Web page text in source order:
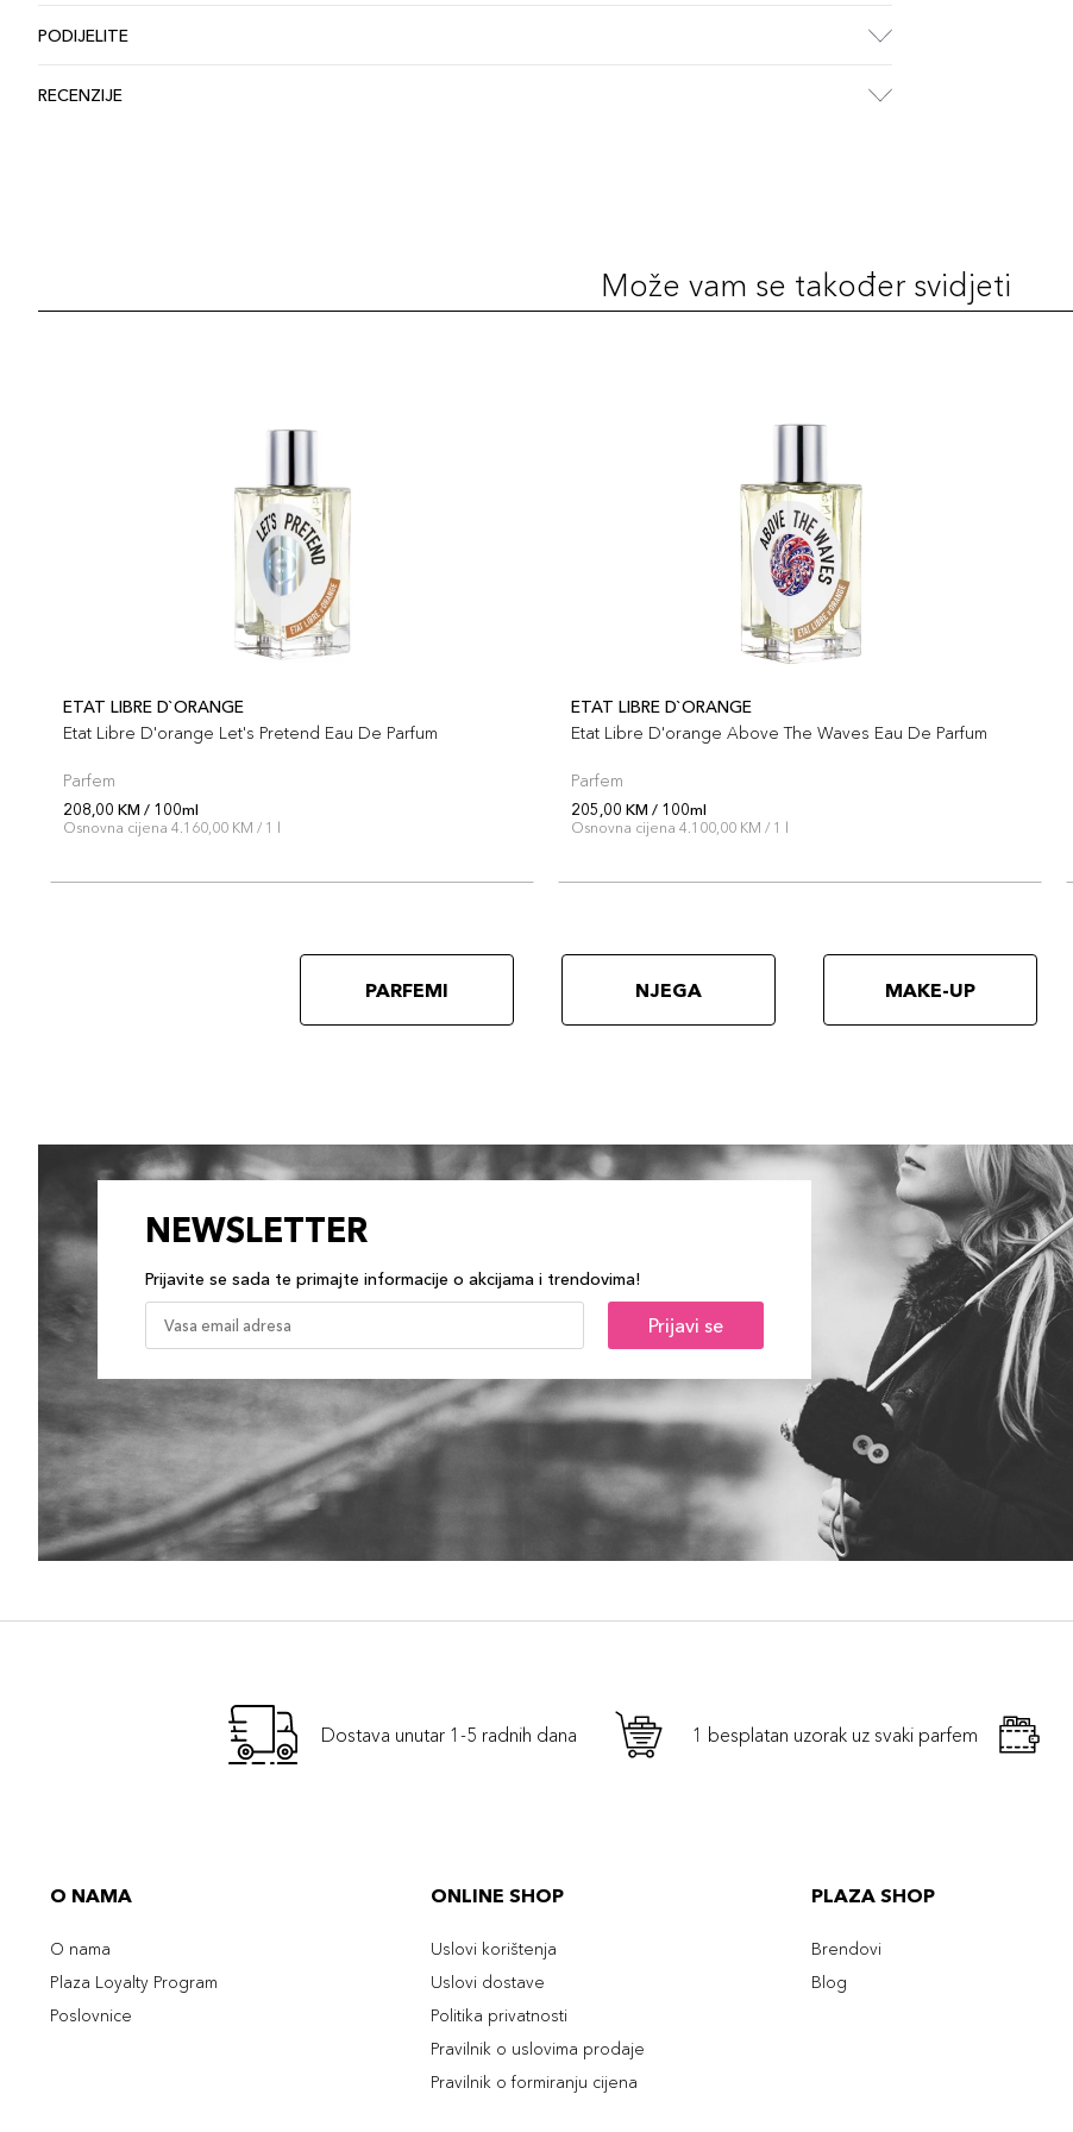
PODIJELITE
RECENZIJE
Može vam se također svidjeti
ETAT LIBRE D`ORANGE
Etat Libre D'orange Let's Pretend Eau De Parfum
Parfem
208,00 KM / 100ml
Osnovna cijena 4.160,00 KM / 1 l
ETAT LIBRE D`ORANGE
Etat Libre D'orange Above The Waves Eau De Parfum
Parfem
205,00 KM / 100ml
Osnovna cijena 4.100,00 KM / 1 l
PARFEMI NJEGA MAKE-UP
NEWSLETTER
Prijavite se sada te primajte informacije o akcijama i trendovima!
Prijavi se
Dostava unutar 1-5 radnih dana 1 besplatan uzorak uz svaki parfem
O NAMA
O nama
Plaza Loyalty Program
Poslovnice
ONLINE SHOP
Uslovi korištenja
Uslovi dostave
Politika privatnosti
Pravilnik o uslovima prodaje
Pravilnik o formiranju cijena
PLAZA SHOP
Brendovi
Blog